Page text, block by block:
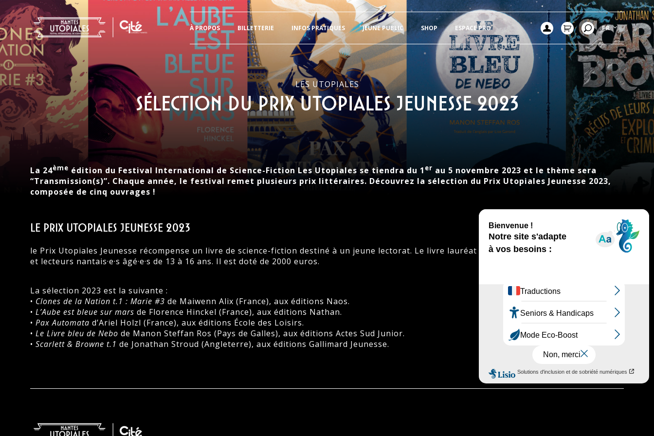
Aller
directement
au
contenu
Header
À PROPOS BILLETTERIE INFOS PRATIQUES JEUNE PUBLIC SHOP ESPACE PRO FR
LES UTOPIALES
Sélection du Prix Utopiales Jeunesse 2023
La 24ème édition du Festival International de Science-Fiction Les Utopiales se tiendra du 1 er au 5 novembre 2023 et le thème sera
“Transmission(s)”. Chaque année, le festival remet plusieurs prix littéraires. Découvrez la sélection du Prix Utopiales Jeunesse 2023,
composée de cinq ouvrages !
le prix utopiales jeunesse 2023
le Prix Utopiales Jeunesse récompense un livre de science-fiction destiné à un jeune lectorat. Le livre lauréat est désigné par un jury de lectrices
et lecteurs nantais·e·s âgé·e·s de 13 à 16 ans. Il est doté de 2000 euros.
La sélection 2023 est la suivante :
• Clones de la Nation t.1 : Marie #3 de Maiwenn Alix (France), aux éditions Naos.
• L’Aube est bleue sur mars de Florence Hinckel (France), aux éditions Nathan.
• Pax Automata d’Ariel Holzl (France), aux éditions École des Loisirs.
• Le Livre bleu de Nebo de Manon Steffan Ros (Pays de Galles), aux éditions Actes Sud Junior.
• Scarlett & Browne t.1 de Jonathan Stroud (Angleterre), aux éditions Gallimard Jeunesse.